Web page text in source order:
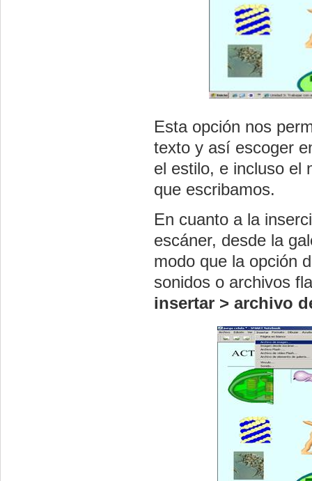
Esta opción nos
texto y así escoger
el estilo, e incluso el
que escribamos.
En cuanto a la
escáner, desde la
modo que la opción
sonidos o archivos
insertar > archivo